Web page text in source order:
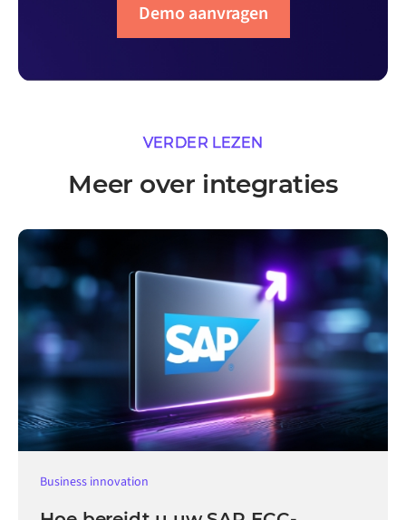
Demo aanvragen
VERDER LEZEN
Meer over integraties
Business innovation